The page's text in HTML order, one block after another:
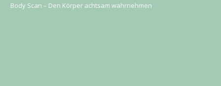
Body Scan – Den Körper achtsam wahrnehmen